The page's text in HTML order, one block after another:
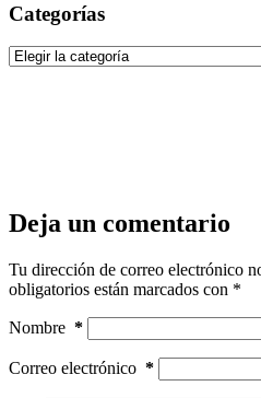
Categorías
Categorías
Deja un comentario
Tu dirección de correo electrónico
obligatorios están marcados con *
Nombre *
Correo electrónico *